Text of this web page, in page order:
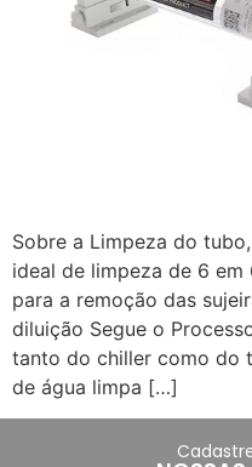
Sobre a Limpeza do
ideal de limpeza de 6 em
para a remoção das
diluição Segue o
tanto do chiller como do
de água limpa […]